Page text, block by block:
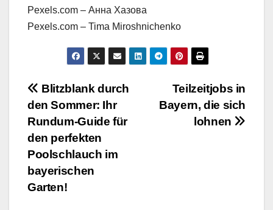
Pexels.com – Анна Хазова
Pexels.com – Tima Miroshnichenko
BeitragsnavigationTeilzeitjobs in
Bayern, die sich
lohnen
Blitzblank durch
den Sommer: Ihr
Rundum-Guide für
den perfekten
Poolschlauch im
bayerischen
Garten!